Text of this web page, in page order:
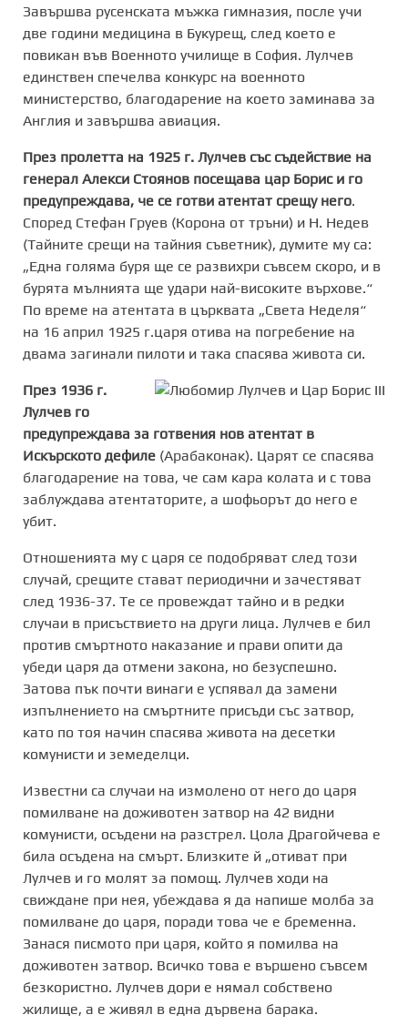
Завършва русенската мъжка гимназия, после учи
две години медицина в Букурещ, след което е
повикан във Военното училище в София. Лулчев
единствен спечелва конкурс на военното
министерство, благодарение на което заминава за
Англия и завършва авиация.
През пролетта на 1925 г. Лулчев със съдействие на
генерал Алекси Стоянов посещава цар Борис и го
предупреждава, че се готви атентат срещу него.
Според Стефан Груев (Корона от тръни) и Н. Недев
(Тайните срещи на тайния съветник), думите му са:
„Една голяма буря ще се развихри съвсем скоро, и в
бурята мълнията ще удари най-високите върхове.“
По време на атентата в църквата „Света Неделя“
на 16 април 1925 г.царя отива на погребение на
двама загинали пилоти и така спасява живота си.
През 1936 г.
Лулчев го
предупреждава за готвения нов атентат в
Искърското дефиле (Арабаконак). Царят се спасява
благодарение на това, че сам кара колата и с това
заблуждава атентаторите, а шофьорът до него е
убит.
Отношенията му с царя се подобряват след този
случай, срещите стават периодични и зачестяват
след 1936-37. Те се провеждат тайно и в редки
случаи в присъствието на други лица. Лулчев е бил
против смъртното наказание и прави опити да
убеди царя да отмени закона, но безуспешно.
Затова пък почти винаги е успявал да замени
изпълнението на смъртните присъди със затвор,
като по тоя начин спасява живота на десетки
комунисти и земеделци.
Известни са случаи на измолено от него до царя
помилване на доживотен затвор на 42 видни
комунисти, осъдени на разстрел. Цола Драгойчева е
била осъдена на смърт. Близките й „отиват при
Лулчев и го молят за помощ. Лулчев ходи на
свиждане при нея, убеждава я да напише молба за
помилване до царя, поради това че е бременна.
Занася писмото при царя, който я помилва на
доживотен затвор. Всичко това е вършено съвсем
безкористно. Лулчев дори е нямал собствено
жилище, а е живял в една дървена барака.